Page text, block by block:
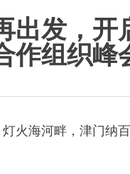
出发，
作组织峰
海河畔，津门纳百